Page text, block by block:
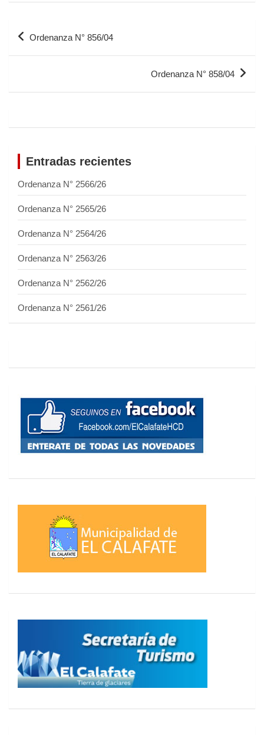
Ordenanza N° 856/04
Ordenanza N° 858/04
Entradas recientes
Ordenanza N° 2566/26
Ordenanza N° 2565/26
Ordenanza N° 2564/26
Ordenanza N° 2563/26
Ordenanza N° 2562/26
Ordenanza N° 2561/26